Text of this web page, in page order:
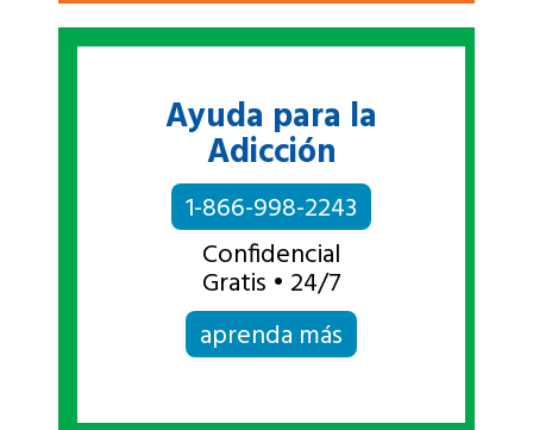
Ayuda para la
Adicción
1-866-998-2243
Confidencial
Gratis • 24/7
aprenda más